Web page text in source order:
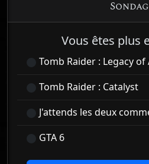
Vous êtes plus
Tomb Raider : Legacy
Tomb Raider : Catalyst
J'attends les deux
GTA 6